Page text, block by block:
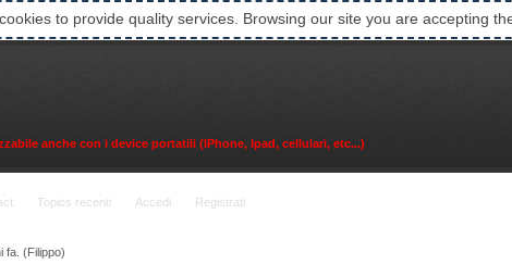
anche con i device portatili (IPhone, Ipad, cellulari, etc...)
Topics recenti Accedi Registrati
fa. (Filippo)
to provide quality services. Browsing our site you are accepting